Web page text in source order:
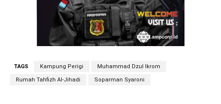
TAGS Kampung Perigi Muhammad Dzul Ikrom
Rumah Tahfizh Al-Jihadi Soparman Syaroni